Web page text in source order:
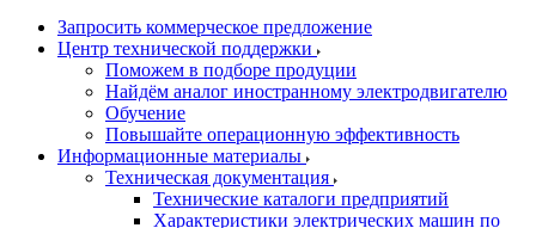
Запросить коммерческое предложение
Центр технической поддержки
Поможем в подборе продуции
Найдём аналог иностранному электродвигателю
Обучение
Повышайте операционную эффективность
Информационные материалы
Техническая документация
Технические каталоги предприятий
Характеристики электрических машин по